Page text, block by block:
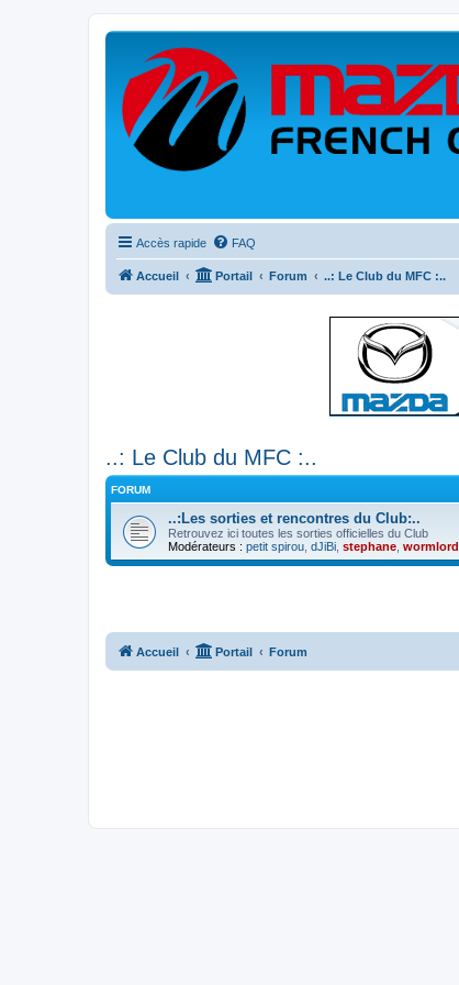
Accès rapide FAQ
Accueil Portail Forum ..: Le Club du MFC :..
..: Le Club du MFC :..
FORUM
..:Les sorties et rencontres du Club:..
Retrouvez ici toutes les sorties officielles du Club
Modérateurs : petit spirou dJiBi stephane wormlord
Accueil Portail Forum